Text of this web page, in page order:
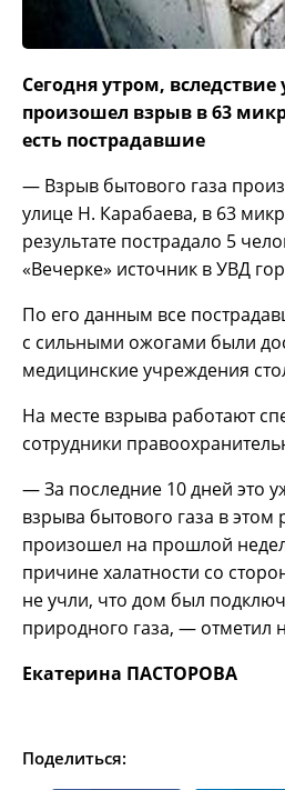
Сегодня утром, вследствие
произошел взрыв в 63
есть пострадавшие
— Взрыв бытового газа
улице Н. Карабаева, в 63
результате пострадало 5
«Вечерке» источник в УВД
По его данным все
с сильными ожогами были
медицинские учреждения
На месте взрыва работают
сотрудники
— За последние 10 дней это
взрыва бытового газа в
произошел на прошлой
причине халатности со
не учли, что дом был
природного газа, — отметил
Екатерина ПАСТОРОВА
Поделиться: